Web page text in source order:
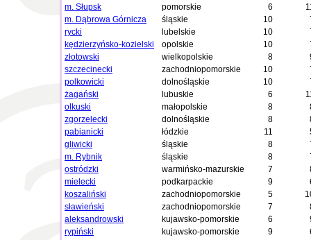
m. Słupsk
pomorskie 6
m. Dąbrowa Górnicza
śląskie 10
rycki
lubelskie 10
kędzierzyńsko-kozielski
opolskie 10
złotowski
wielkopolskie 8
szczecinecki
zachodniopomorskie 10
polkowicki
dolnośląskie 10
żagański
lubuskie 6
olkuski
małopolskie 8
zgorzelecki
dolnośląskie 8
pabianicki
łódzkie 11
gliwicki
śląskie 8
m. Rybnik
śląskie 8
ostródzki
warmińsko-mazurskie 7
mielecki
podkarpackie 9
koszaliński
zachodniopomorskie 5
sławieński
zachodniopomorskie 7
aleksandrowski
kujawsko-pomorskie 6
rypiński
kujawsko-pomorskie 9